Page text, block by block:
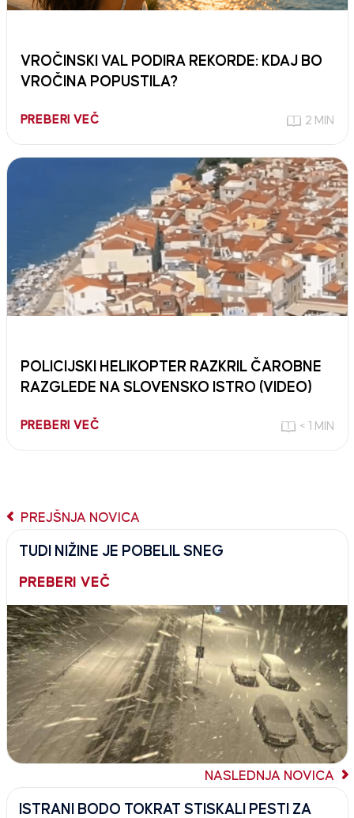
VROČINSKI VAL PODIRA REKORDE: KDAJ BO
VROČINA POPUSTILA?
PREBERI VEČ 2 MIN
POLICIJSKI HELIKOPTER RAZKRIL ČAROBNE
RAZGLEDE NA SLOVENSKO ISTRO (VIDEO)
PREBERI VEČ < 1 MIN
PREJŠNJA NOVICA
TUDI NIŽINE JE POBELIL SNEG
PREBERI VEČ
NASLEDNJA NOVICA
ISTRANI BODO TOKRAT STISKALI PESTI ZA